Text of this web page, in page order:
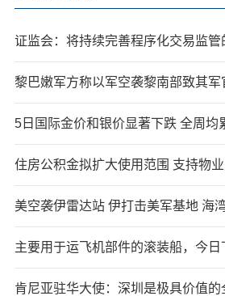
证监会：将持续完善程序化交易监管
黎巴嫩军方称以军空袭黎南部致其军
5日国际金价和银价显著下跌 全周均
住房公积金拟扩大使用范围 支持物
美空袭伊雷达站 伊打击美军基地 海
主要用于运飞机部件的滚装船，今日
肯尼亚驻华大使：深圳是极具价值